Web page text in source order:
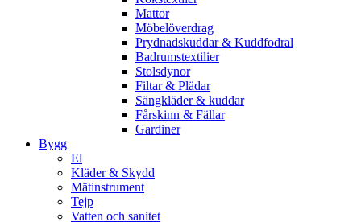
Mattor
Möbelöverdrag
Prydnadskuddar & Kuddfodral
Badrumstextilier
Stolsdynor
Filtar & Plädar
Sängkläder & kuddar
Fårskinn & Fällar
Gardiner
Bygg
El
Kläder & Skydd
Mätinstrument
Tejp
Vatten och sanitet